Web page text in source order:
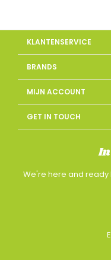
KLANTENSERVICE
BRANDS
MIJN ACCOUNT
GET IN TOUCH
We're here and